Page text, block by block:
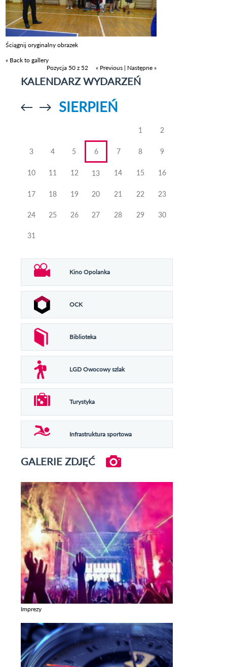
Ściągnij oryginalny obrazek
« Back to gallery
Pozycja 50 z 52
« Previous | Następne »
KALENDARZ WYDARZEŃ
Przejdź doPrzejdź do
SIERPIEŃ
1 2
3 4 5 6 7 8 9
10 11 12 13 14 15 16
17 18 19 20 21 22 23
24 25 26 27 28 29 30
31
Kino Opolanka
OCK
Biblioteka
LGD Owocowy szlak
Turystyka
Infrastruktura sportowa
GALERIE ZDJĘĆ
Imprezy